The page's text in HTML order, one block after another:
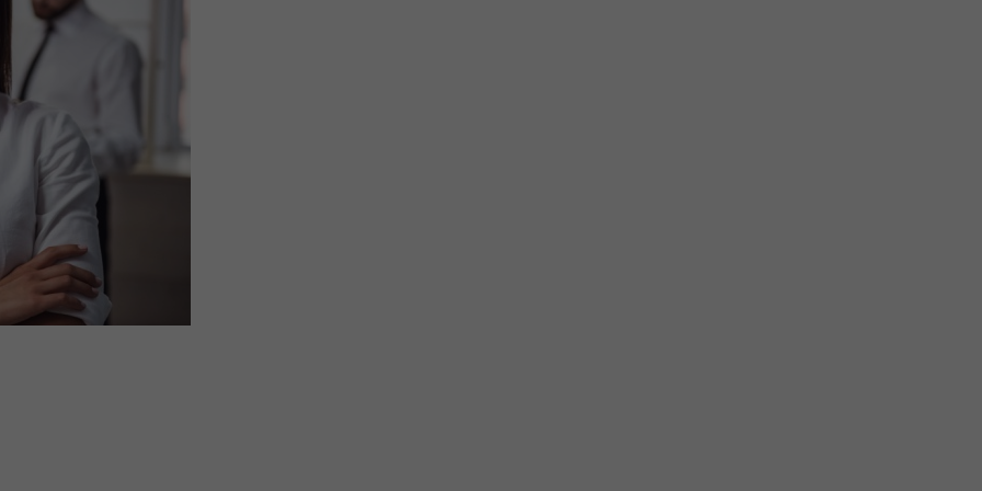
de confidentialité, en garantissant la conformité avec les réglementations. Personnalisez vos préférences pour